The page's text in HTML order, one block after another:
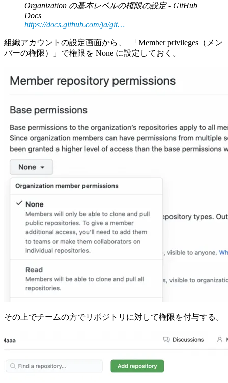
Organization の基本レベルの権限の設定 - GitHub
Docs
https://docs.github.com/ja/git…
組織アカウントの設定画面から、 「Member privileges（メン
バーの権限）」で権限を None に設定しておく。
その上でチームの方でリポジトリに対して権限を付与する。